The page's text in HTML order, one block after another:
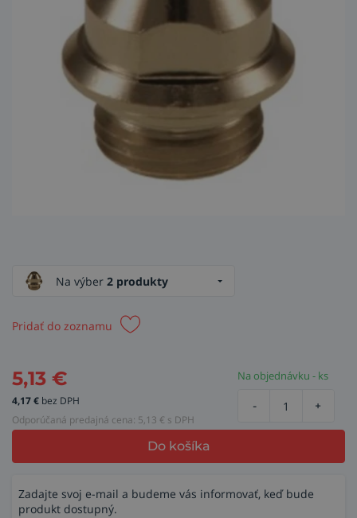
Na výber 2 produkty
Pridať do zoznamu
5,13 €
4,17€ bez DPH
Odporúčaná predajná cena: 5,13 € s DPH
Na objednávku - ks
- +
Do košíka
Zadajte svoj e-mail a budeme vás informovať, keď bude
produkt dostupný.